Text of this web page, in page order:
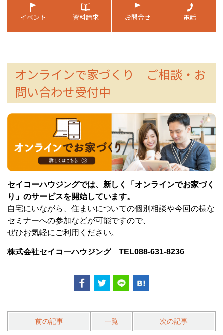
オンラインで家づくり ご相談・お
問い合わせ受付中
セイコーハウジングでは、新しく「オンラインでお家づく
り」のサービスを開始しています。
自宅にいながら、住まいについての個別相談や今回の様な
セミナーへの参加などが可能ですので、
ぜひお気軽にご利用ください。
株式会社セイコーハウジング TEL088-631-8236
前の記事 一覧 次の記事